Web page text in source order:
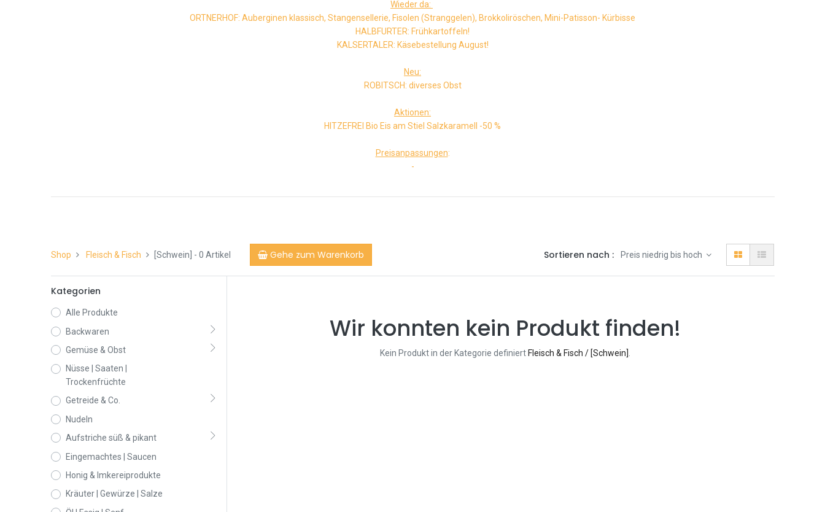
Wieder da:
ORTNERHOF: Auberginen klassisch, Stangensellerie, Fisolen (Stranggelen), Brokkoliröschen, Mini-Patisson- Kürbisse
HALBFURTER: Frühkartoffeln!
KALSERTALER: Käsebestellung August!
Neu:
ROBITSCH: diverses Obst
Aktionen:
HITZEFREI Bio Eis am Stiel Salzkaramell -50 %
Preisanpassungen:
-
Shop Fleisch & Fisch [Schwein] - 0 Artikel Gehe zum Warenkorb Sortieren nach : Preis niedrig bis hoch
Kategorien
Alle Produkte
Backwaren
Gemüse & Obst
Nüsse | Saaten |
Trockenfrüchte
Getreide & Co.
Nudeln
Aufstriche süß & pikant
Eingemachtes | Saucen
Honig & Imkereiprodukte
Kräuter | Gewürze | Salze
Wir konnten kein Produkt finden!
Kein Produkt in der Kategorie definiert Fleisch & Fisch / [Schwein]